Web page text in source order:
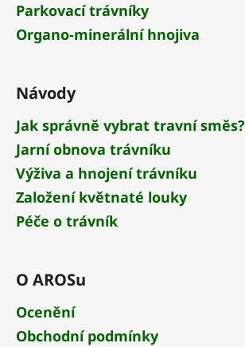
Parkovací trávníky
Organo-minerální hnojiva
Návody
Jak správně vybrat travní směs?
Jarní obnova trávníku
Výživa a hnojení trávníku
Založení květnaté louky
Péče o trávník
O AROSu
Ocenění
Obchodní podmínky